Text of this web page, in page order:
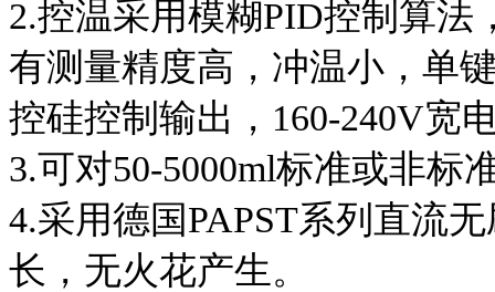
2.控温采用模糊PID控制算
有测量精度高，冲温小，单
控硅控制输出，160-240V
3.可对50-5000ml标准或非
4.采用德国PAPST系列直流
长，无火花产生。